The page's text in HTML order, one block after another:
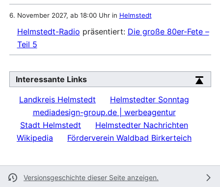
6. November 2027, ab 18:00 Uhr in Helmstedt
Helmstedt-Radio präsentiert: Die große 80er-Fete –
Teil 5
Interessante Links
Landkreis Helmstedt
Helmstedter Sonntag
mediadesign-group.de | werbeagentur
Stadt Helmstedt
Helmstedter Nachrichten
Wikipedia
Förderverein Waldbad Birkerteich
Versionsgeschichte dieser Seite anzeigen.